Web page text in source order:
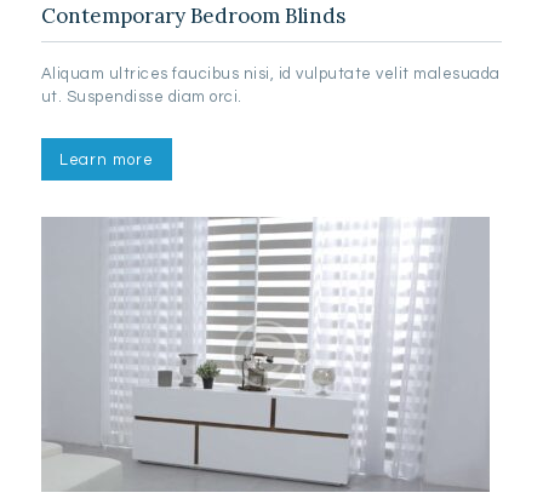
Contemporary Bedroom Blinds
Aliquam ultrices faucibus nisi, id vulputate velit malesuada
ut. Suspendisse diam orci.
Learn more